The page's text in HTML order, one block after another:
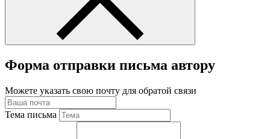
Форма отправки письма автору
Можете указать свою почту для обратой связи
Тема письма